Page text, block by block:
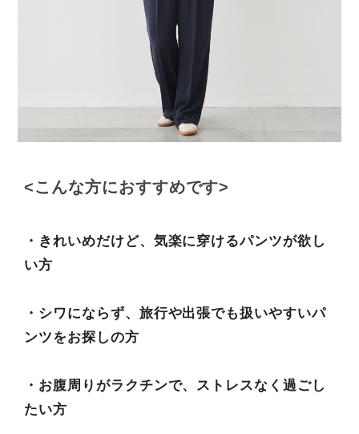
<こんな方におすすめです>
・きれいめだけど、気楽に穿けるパンツが欲し
い方
・シワにならず、旅行や出張でも扱いやすいパ
ンツをお探しの方
・お腹周りがラクチンで、ストレスなく過ごし
たい方